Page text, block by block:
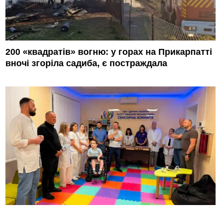
200 «квадратів» вогню: у горах на Прикарпатті
вночі згоріла садиба, є постраждала